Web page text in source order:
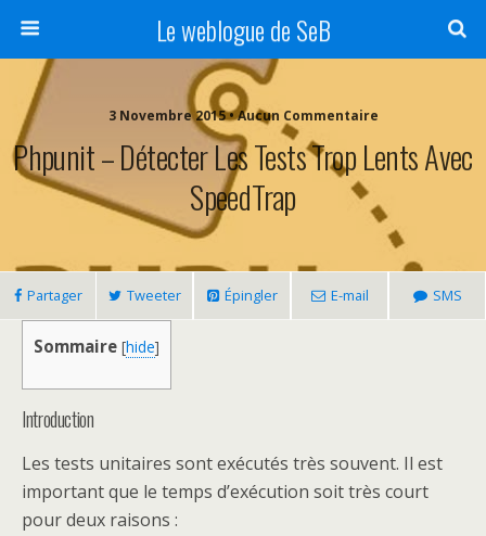
Le weblogue de SeB
3 Novembre 2015 • Aucun Commentaire
Phpunit – Détecter Les Tests Trop Lents Avec
SpeedTrap
Partager Tweeter Épingler E-mail SMS
Sommaire [hide]
Introduction
Les tests unitaires sont exécutés très souvent. Il est
important que le temps d’exécution soit très court
pour deux raisons :